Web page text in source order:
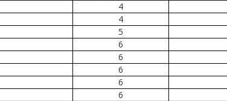
4
4
5
6
6
6
6
6